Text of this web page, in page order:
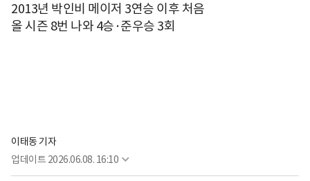
2013년 박인비 메이저 3연승 이후 처음
올 시즌 8번 나와 4승·준우승 3회
이태동 기자
업데이트 2026.06.08. 16:10